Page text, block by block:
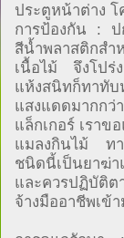
ประตูหน้าต่าง โ
การป้องกัน : ป
สีน้ำพลาสติกสำ
เนื้อไม้ จึงโปร่
แห้งสนิทก็ทาทั
แสงแดดมากกว่
แล็กเกอร์ เรา
แมลงกินไม้ ทา
ชนิดนี้เป็นยาฆ่
และควรปฏิบัติ
จ้างมืออาชีพเข้